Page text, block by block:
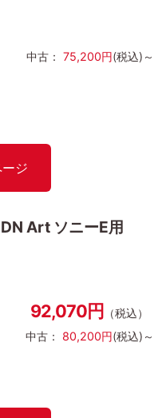
中古： 75,200円(税込)～
ジ
Art ソニーE用
92,070円 （税込）
中古： 80,200円(税込)～